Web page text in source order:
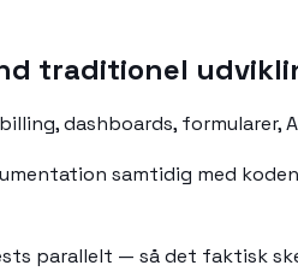
traditionel
billing, dashboards,
samtidig med
parallelt — så det faktisk